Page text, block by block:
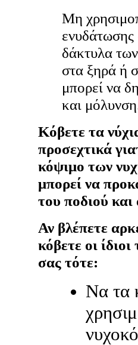
Μη
δάκτυλα
στα ξηρά ή
μπορεί να
και
Κόβετε τα
προσεχτικά
κόψιμο των
μπορεί να
του ποδιού
Αν βλέπετε
κόβετε οι
σας τότε:
Να τα